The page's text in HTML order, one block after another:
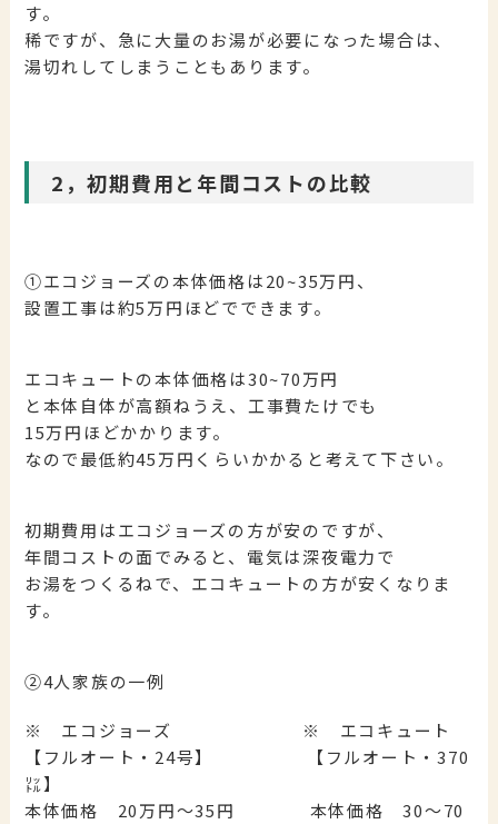
す。
稀ですが、急に大量のお湯が必要になった場合は、
湯切れしてしまうこともあります。
2，初期費用と年間コストの比較
①エコジョーズの本体価格は20~35万円、
設置工事は約5万円ほどでできます。
エコキュートの本体価格は30~70万円
と本体自体が高額ねうえ、工事費たけでも
15万円ほどかかります。
なので最低約45万円くらいかかると考えて下さい。
初期費用はエコジョーズの方が安のですが、
年間コストの面でみると、電気は深夜電力で
お湯をつくるねで、エコキュートの方が安くなりま
す。
②4人家族の一例
※ エコジョーズ ※ エコキュート
【フルオート・24号】 【フルオート・370
㍑】
本体価格 20万円～35円 本体価格 30～70